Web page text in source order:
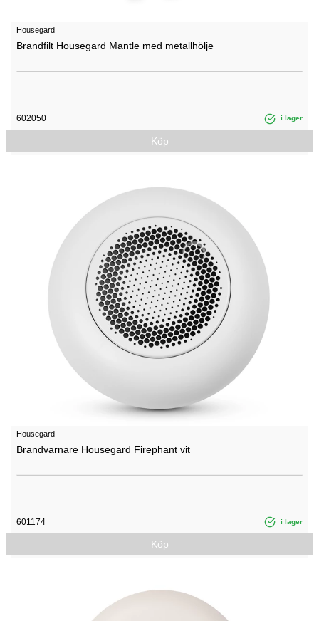
Housegard
Brandfilt Housegard Mantle med metallhölje
602050 i lager
Köp
Housegard
Brandvarnare Housegard Firephant vit
601174 i lager
Köp